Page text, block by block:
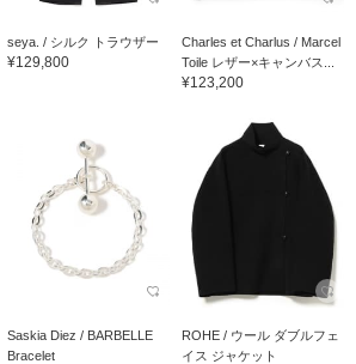
seya. / シルク トラウザー
¥129,800
Charles et Charlus / Marcel
Toile レザー×キャンバス...
¥123,200
Saskia Diez / BARBELLE
Bracelet
ROHE / ウール ダブルフェ
イス ジャケット